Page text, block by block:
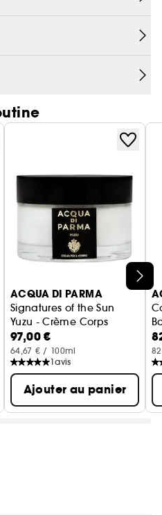
combustion : jusqu'à 50
ACQUA DI PARMA
Signatures of the Sun
Yuzu - Crème Corps
97,00 €
64,67 € / 100ml
1avis
Ajouter au panier